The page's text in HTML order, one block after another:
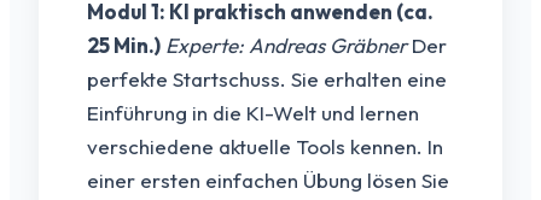
Modul 1: KI praktisch anwenden (ca.
25 Min.) Experte: Andreas GräbnerDer
perfekte Startschuss. Sie erhalten eine
Einführung in die KI-Welt und lernen
verschiedene aktuelle Tools kennen. In
einer ersten einfachen Übung lösen Sie